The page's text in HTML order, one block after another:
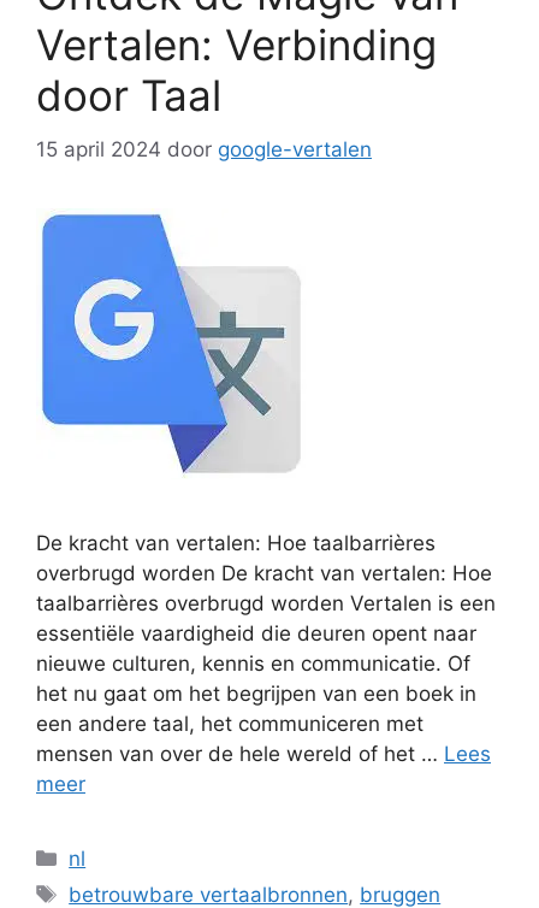
Vertalen: Verbinding
door Taal
15 april 2024 door google-vertalen
De kracht van vertalen: Hoe taalbarrières
overbrugd worden De kracht van vertalen: Hoe
taalbarrières overbrugd worden Vertalen is een
essentiële vaardigheid die deuren opent naar
nieuwe culturen, kennis en communicatie. Of
het nu gaat om het begrijpen van een boek in
een andere taal, het communiceren met
mensen van over de hele wereld of het … Lees
meer
Categorieën
nl
Tags
betrouwbare vertaalbronnen, bruggen